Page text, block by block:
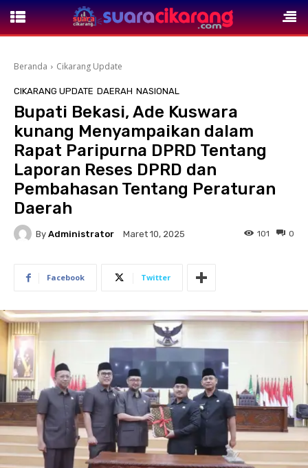
Beranda Cikarang Update
CIKARANG UPDATE DAERAH NASIONAL
Bupati Bekasi, Ade Kuswara
kunang Menyampaikan dalam
Rapat Paripurna DPRD Tentang
Laporan Reses DPRD dan
Pembahasan Tentang Peraturan
Daerah
By Administrator Maret 10, 2025 0
101
Facebook Twitter